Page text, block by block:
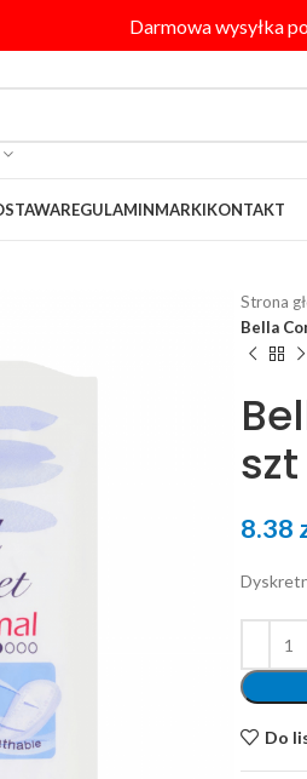
Darmowa wysyłka
REGULAMINMARKIKONTAKT
Strona
Bella
szt
8.38
Do